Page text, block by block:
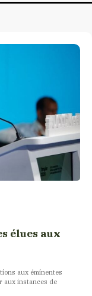
élues aux
aux éminentes
aux instances de